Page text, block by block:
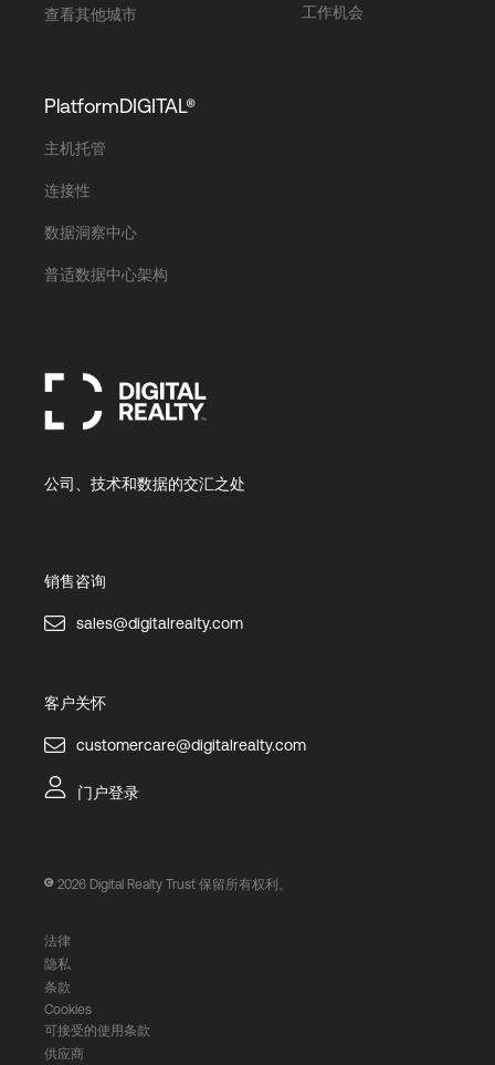
查看其他城市 工作机会
PlatformDIGITAL®
主机托管
连接性
数据洞察中心
普适数据中心架构
公司、技术和数据的交汇之处
销售咨询
sales@digitalrealty.com
客户关怀
customercare@digitalrealty.com
门户登录
2026 Digital Realty Trust 保留所有权利。
法律
隐私
条款
Cookies
可接受的使用条款
供应商